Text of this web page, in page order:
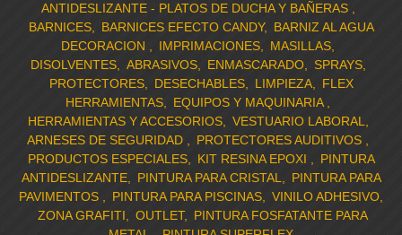
ANTIDESLIZANTE - PLATOS DE DUCHA Y BAÑERAS
BARNICES
BARNICES EFECTO CANDY
BARNIZ AL AGUA
DECORACION
IMPRIMACIONES
MASILLAS
DISOLVENTES
ABRASIVOS ENMASCARADO
SPRAYS
PROTECTORES
DESECHABLES LIMPIEZA
FLEX
HERRAMIENTAS
EQUIPOS Y MAQUINARIA
HERRAMIENTAS Y ACCESORIOS
VESTUARIO LABORAL
ARNESES DE SEGURIDAD
PROTECTORES AUDITIVOS
PRODUCTOS ESPECIALES
KIT RESINA EPOXI
PINTURA
ANTIDESLIZANTE
PINTURA PARA CRISTAL
PINTURA PARA
PAVIMENTOS
PINTURA PARA PISCINAS
VINILO ADHESIVO
ZONA GRAFITI
OUTLET
PINTURA FOSFATANTE PARA